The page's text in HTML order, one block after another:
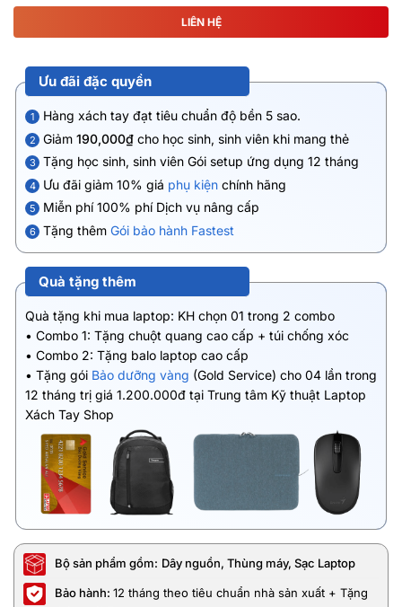
LIÊN HỆ
Ưu đãi đặc quyền
1 Hàng xách tay đạt tiêu chuẩn độ bền 5 sao.
2 Giảm 190,000₫ cho học sinh, sinh viên khi mang thẻ
3 Tặng học sinh, sinh viên Gói setup ứng dụng 12 tháng
4 Ưu đãi giảm 10% giá phụ kiện chính hãng
5 Miễn phí 100% phí Dịch vụ nâng cấp
6 Tặng thêm Gói bảo hành Fastest
Quà tặng thêm
Quà tặng khi mua laptop: KH chọn 01 trong 2 combo
• Combo 1: Tặng chuột quang cao cấp + túi chống xóc
• Combo 2: Tặng balo laptop cao cấp
• Tặng gói Bảo dưỡng vàng (Gold Service) cho 04 lần trong
12 tháng trị giá 1.200.000đ tại Trung tâm Kỹ thuật Laptop
Xách Tay Shop
Bộ sản phẩm gồm: Dây nguồn, Thùng máy, Sạc Laptop
Bảo hành: 12 tháng theo tiêu chuẩn nhà sản xuất + Tặng